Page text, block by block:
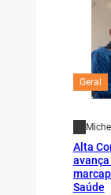
Geral
Alta
Saúde